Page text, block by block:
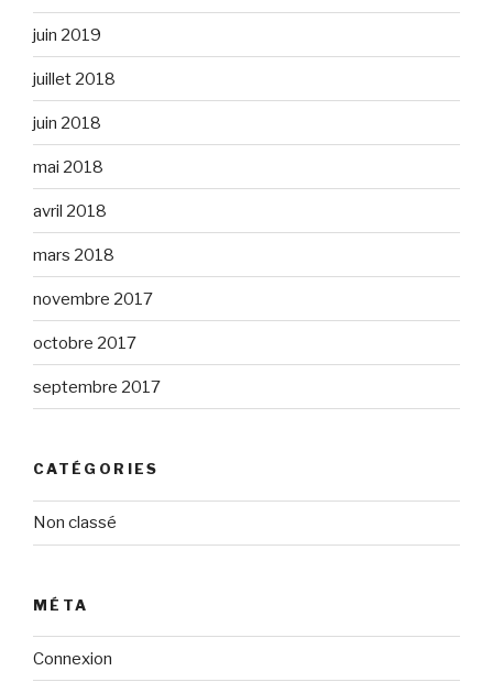
juin 2019
juillet 2018
juin 2018
mai 2018
avril 2018
mars 2018
novembre 2017
octobre 2017
septembre 2017
CATÉGORIES
Non classé
MÉTA
Connexion